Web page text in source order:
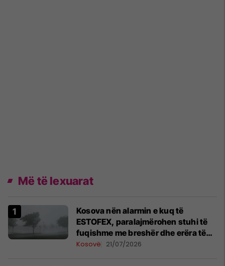
Më të lexuarat
Kosova nën alarmin e kuq të
ESTOFEX, paralajmërohen stuhi të
fuqishme me breshër dhe erëra të
forta
Kosovë 21/07/2026